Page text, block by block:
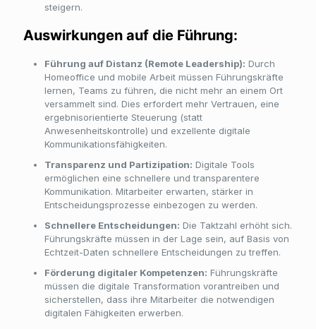
steigern.
Auswirkungen auf die Führung:
Führung auf Distanz (Remote Leadership): Durch
Homeoffice und mobile Arbeit müssen Führungskräfte
lernen, Teams zu führen, die nicht mehr an einem Ort
versammelt sind. Dies erfordert mehr Vertrauen, eine
ergebnisorientierte Steuerung (statt
Anwesenheitskontrolle) und exzellente digitale
Kommunikationsfähigkeiten.
Transparenz und Partizipation: Digitale Tools
ermöglichen eine schnellere und transparentere
Kommunikation. Mitarbeiter erwarten, stärker in
Entscheidungsprozesse einbezogen zu werden.
Schnellere Entscheidungen: Die Taktzahl erhöht sich.
Führungskräfte müssen in der Lage sein, auf Basis von
Echtzeit-Daten schnellere Entscheidungen zu treffen.
Förderung digitaler Kompetenzen: Führungskräfte
müssen die digitale Transformation vorantreiben und
sicherstellen, dass ihre Mitarbeiter die notwendigen
digitalen Fähigkeiten erwerben.